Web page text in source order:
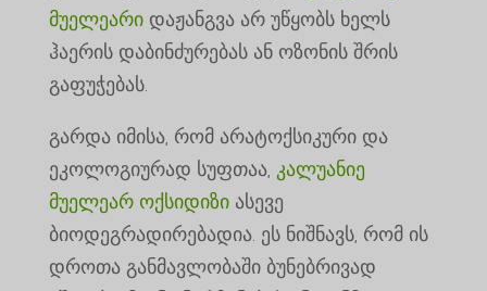
მუელეარიდაჟანგვა არ უწყობს ხელს
ჰაერის დაბინძურებას ან ოზონის შრის
გაფუჭებას.
გარდა იმისა, რომ არატოქსიკური და
ეკოლოგიურად სუფთაა, კალუანიე
მუელეარ ოქსიდიზიასევე
ბიოდეგრადირებადია. ეს ნიშნავს, რომ ის
დროთა განმავლობაში ბუნებრივად